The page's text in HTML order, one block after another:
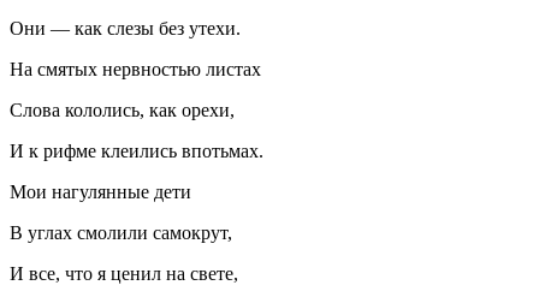
Они — как слезы без утехи.
На смятых нервностью листах
Слова кололись, как орехи,
И к рифме клеились впотьмах.
Мои нагулянные дети
В углах смолили самокрут,
И все, что я ценил на свете,